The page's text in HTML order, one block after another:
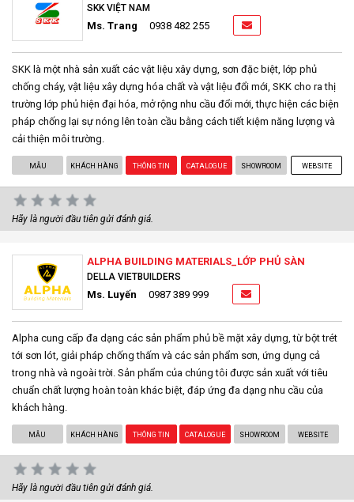
SKK VIỆT NAM
Ms. Trang 0938 482 255
SKK là một nhà sản xuất các vật liệu xây dựng, sơn đặc biệt, lớp phủ
chống cháy, vật liệu xây dựng hóa chất và vật liệu đổi mới, SKK cho ra thị
trường lớp phủ hiện đại hóa, mở rộng nhu cầu đổi mới, thực hiện các biện
pháp chống lại sự nóng lên toàn cầu bằng cách tiết kiệm năng lượng và
cải thiện môi trường.
MẪU KHÁCH HÀNG THÔNG TIN CATALOGUE SHOWROOM WEBSITE
Hãy là người đầu tiên gửi đánh giá.
ALPHA BUILDING MATERIALS_LỚP PHỦ SÀN
DELLA VIETBUILDERS
Ms. Luyến 0987 389 999
Alpha cung cấp đa dạng các sản phẩm phủ bề mặt xây dựng, từ bột trét
tới sơn lót, giải pháp chống thấm và các sản phẩm sơn, ứng dụng cả
trong nhà và ngoài trời. Sản phẩm của chúng tôi được sản xuất với tiêu
chuẩn chất lượng hoàn toàn khác biệt, đáp ứng đa dạng nhu cầu của
khách hàng.
MẪU KHÁCH HÀNG THÔNG TIN CATALOGUE SHOWROOM WEBSITE
Hãy là người đầu tiên gửi đánh giá.